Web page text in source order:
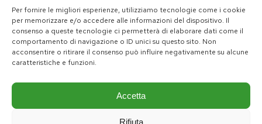
Per fornire le migliori esperienze, utilizziamo tecnologie come i cookie
per memorizzare e/o accedere alle informazioni del dispositivo. Il
consenso a queste tecnologie ci permetterà di elaborare dati come il
comportamento di navigazione o ID unici su questo sito. Non
acconsentire o ritirare il consenso può influire negativamente su alcune
caratteristiche e funzioni.
Accetta
Rifiuta
pd@consiglio.regione.lombardia.it
ufficiostampa.pd@consiglio.regione.lombardia.it
Pagine Facebook Gruppo Consiliare PD LombardiaPagina Messenger Gruppo Consiliare PD LombardiaPagina Instagram Gruppo PD LombardiaPagina Youtube Gruppo PD Lombardia